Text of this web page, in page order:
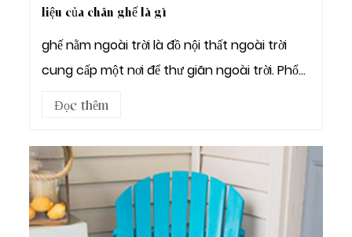
liệu của chân ghế là gì
ghế nằm ngoài trời là đồ nội thất ngoài trời
cung cấp một nơi để thư giãn ngoài trời. Phổ
Đọc thêm